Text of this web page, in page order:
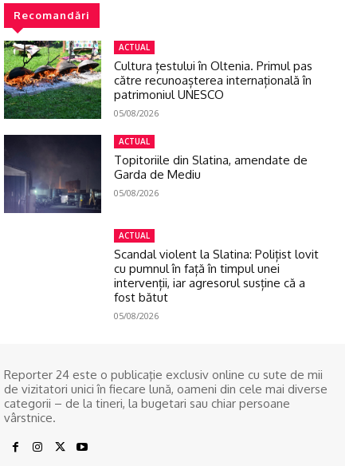
Recomandări
ACTUAL
Cultura țestului în Oltenia. Primul pas
către recunoașterea internațională în
patrimoniul UNESCO
05/08/2026
ACTUAL
Topitoriile din Slatina, amendate de
Garda de Mediu
05/08/2026
ACTUAL
Scandal violent la Slatina: Polițist lovit
cu pumnul în față în timpul unei
intervenții, iar agresorul susține că a
fost bătut
05/08/2026
Reporter 24 este o publicaţie exclusiv online cu sute de mii
de vizitatori unici în fiecare lună, oameni din cele mai diverse
categorii – de la tineri, la bugetari sau chiar persoane
vârstnice.